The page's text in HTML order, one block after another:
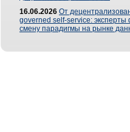
16.06.2026 От
governed self-service: эксперты
смену парадигмы на рынке